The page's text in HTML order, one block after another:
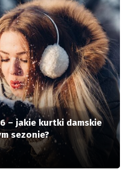
– jakie kurtki damskie
sezonie?